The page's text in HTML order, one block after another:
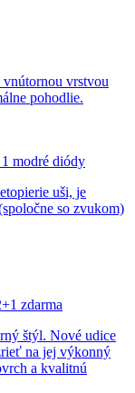
vrstvou
pohodlie.
modré diódy
uši, je
so zvukom)
zdarma
štýl. Nové udice
na jej výkonný
a kvalitnú